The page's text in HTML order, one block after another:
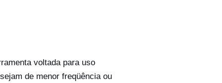
voltada para uso
de menor freqüência ou